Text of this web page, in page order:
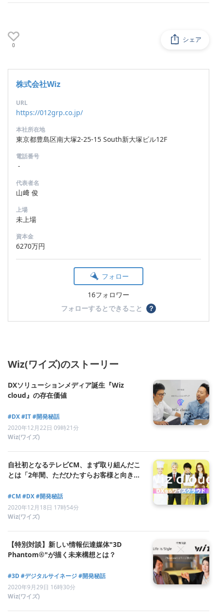
0
シェア
株式会社Wiz
URL
https://012grp.co.jp/
本社所在地
東京都豊島区南大塚2-25-15 South新大塚ビル12F
電話番号
-
代表者名
山﨑 俊
上場
未上場
資本金
6270万円
フォロー
16フォロワー
フォローするとできること
？
Wiz(ワイズ)のストーリー
DXソリューションメディア誕生『Wiz
cloud』の存在価値
#DX#IT#開発秘話
2020年12月22日 09時21分
Wiz(ワイズ)
自社初となるテレビCM、まず取り組んだこ
とは「2年間、ただひたすらお客様と向き合
#CM#DX#開発秘話
2020年12月18日 17時54分
Wiz(ワイズ)
【特別対談】新しい情報伝達媒体"3D
Phantom®"が描く未来構想とは？
#3D#デジタルサイネージ#開発秘話
2020年9月29日 16時30分
Wiz(ワイズ)